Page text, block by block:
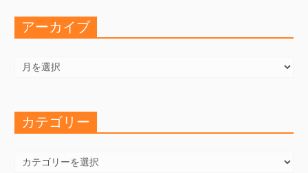
アーカイブ
カ
カテゴリー
ゴ